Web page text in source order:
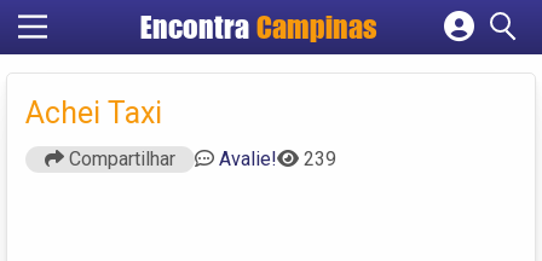
Encontra Campinas
Cadastrar empresa
Achei Taxi
Compartilhar Avalie! 239